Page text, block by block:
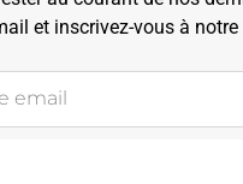
et inscrivez-vous à notre